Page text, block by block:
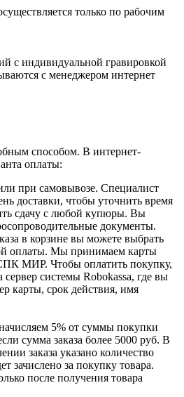
только по рабочим
с индивидуальной гравировкой
с менеджером интернет
способом. В интернет-
оплаты:
при самовывозе. Специалист
доставки, чтобы уточнить время
сдачу с любой купюры. Вы
документы.
в корзине вы можете выбрать
оплаты. Мы принимаем карты
МИР. Чтобы оплатить покупку,
сервер системы Robokassa, где вы
карты, срок действия, имя
5% от суммы покупки
сумма заказа более 5000 руб. В
заказа указано количество
зачислено за покупку товара.
после получения товара